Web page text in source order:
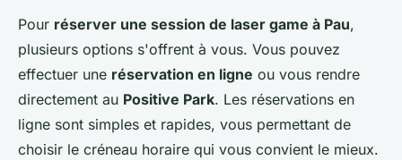
Pour réserver une session de laser game à Pau,
plusieurs options s'offrent à vous. Vous pouvez
effectuer une réservation en ligne ou vous rendre
directement au Positive Park. Les réservations en
ligne sont simples et rapides, vous permettant de
choisir le créneau horaire qui vous convient le mieux.